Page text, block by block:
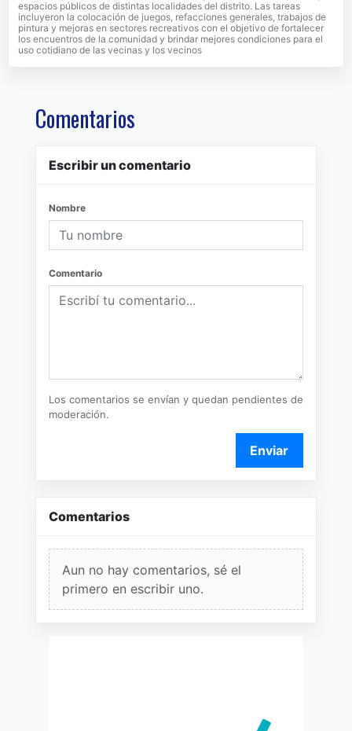
espacios públicos de distintas localidades del distrito. Las tareas
incluyeron la colocación de juegos, refacciones generales, trabajos de
pintura y mejoras en sectores recreativos con el objetivo de fortalecer
los encuentros de la comunidad y brindar mejores condiciones para el
uso cotidiano de las vecinas y los vecinos
Comentarios
Escribir un comentario
Nombre
Comentario
Los comentarios se envían y quedan pendientes de
moderación.
Enviar
Comentarios
Aun no hay comentarios, sé el
primero en escribir uno.